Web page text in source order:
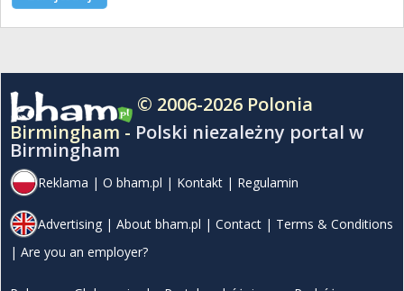
© 2006-2026 Polonia
Birmingham - Polski niezależny portal w
Birmingham
Reklama | O bham.pl | Kontakt | Regulamin
Advertising | About bham.pl | Contact | Terms & Conditions
| Are you an employer?